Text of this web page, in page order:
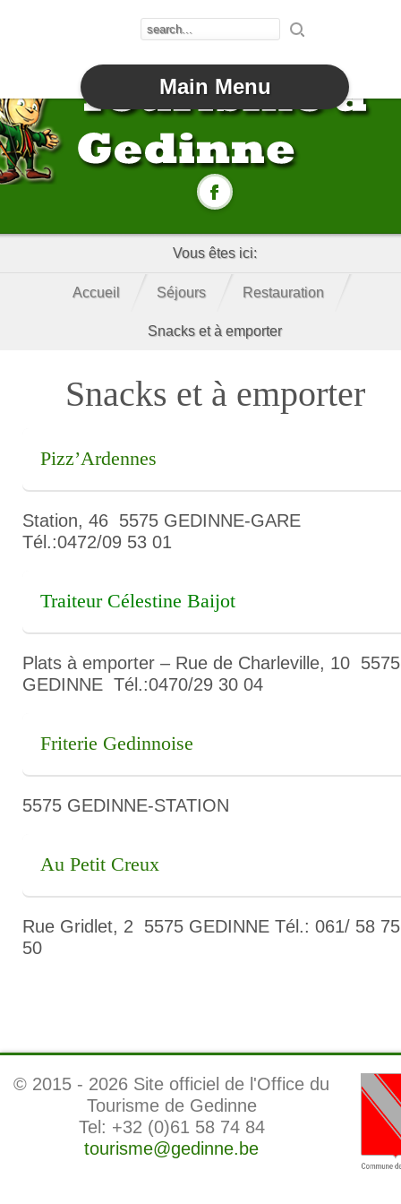
Main Menu
Vous êtes ici:
Accueil Séjours Restauration
Snacks et à emporter
Snacks et à emporter
Pizz’Ardennes
Station, 46 5575 GEDINNE-GARE
Tél.:0472/09 53 01
Traiteur Célestine Baijot
Plats à emporter – Rue de Charleville, 10 5575
GEDINNE Tél.:0470/29 30 04
Friterie Gedinnoise
5575 GEDINNE-STATION
Au Petit Creux
Rue Gridlet, 2 5575 GEDINNE Tél.: 061/ 58 75
50
© 2015 - 2026 Site officiel de l'Office du
Tourisme de Gedinne
Tel: +32 (0)61 58 74 84
tourisme@gedinne.be